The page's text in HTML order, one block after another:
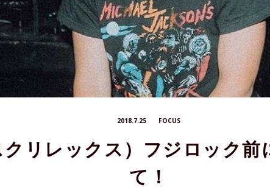
2018.7.25 FOCUS
クリレックス）フジロック
て！